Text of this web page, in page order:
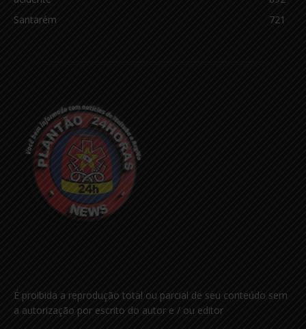
Santarém
721
É proibida a reprodução total ou parcial de seu conteúdo sem
a autorização por escrito do autor e / ou editor